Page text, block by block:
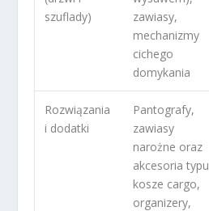
szuflady)
zawiasy,
mechanizmy
cichego
domykania
Rozwiązania
i dodatki
Pantografy,
zawiasy
narożne oraz
akcesoria typu
kosze cargo,
organizery,